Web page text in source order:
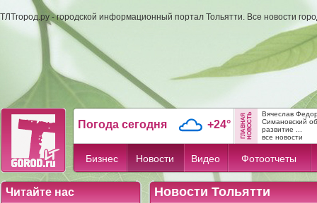
ТЛТгород.ру - городской информационный портал Тольятти. Все новости
Погода сегодня +24°
Вячеслав
Симановский
развитие ...
все новости
Бизнес Новости Видео Фотоотчеты
Читайте нас Новости Тольятти